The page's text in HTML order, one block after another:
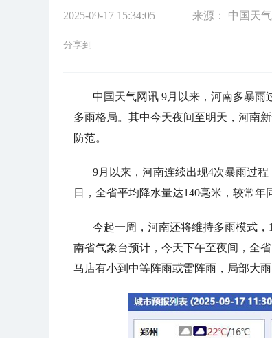
2025-09-17 15:34:05 来源： 中国天
分享到
中国天气网讯 9月以来，河南多暴雨
多雨格局。其中今天夜间至明天，河南
防范。
9月以来，河南连续出现4次暴雨过
日，全省平均降水量达140毫米，较常年
今起一周，河南还将维持多雨模式
南省气象台预计，今天下午至夜间，全
马店有小到中等阵雨或雷阵雨，局部大